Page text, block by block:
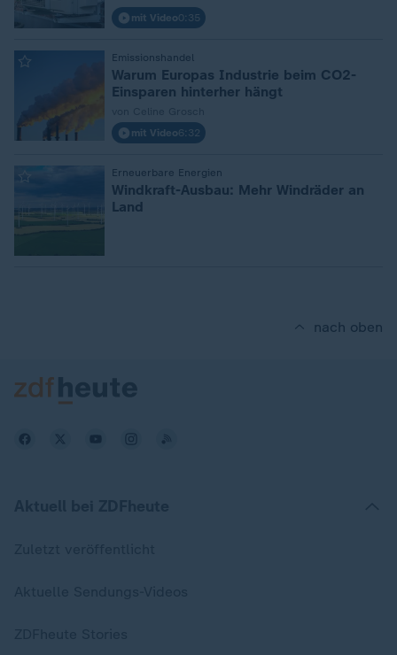
mit Video0:35
Emissionshandel
Warum Europas Industrie beim CO2-
Einsparen hinterher hängt
mit Video6:32
Erneuerbare Energien
Windkraft-Ausbau: Mehr Windräder an
Land
nach oben